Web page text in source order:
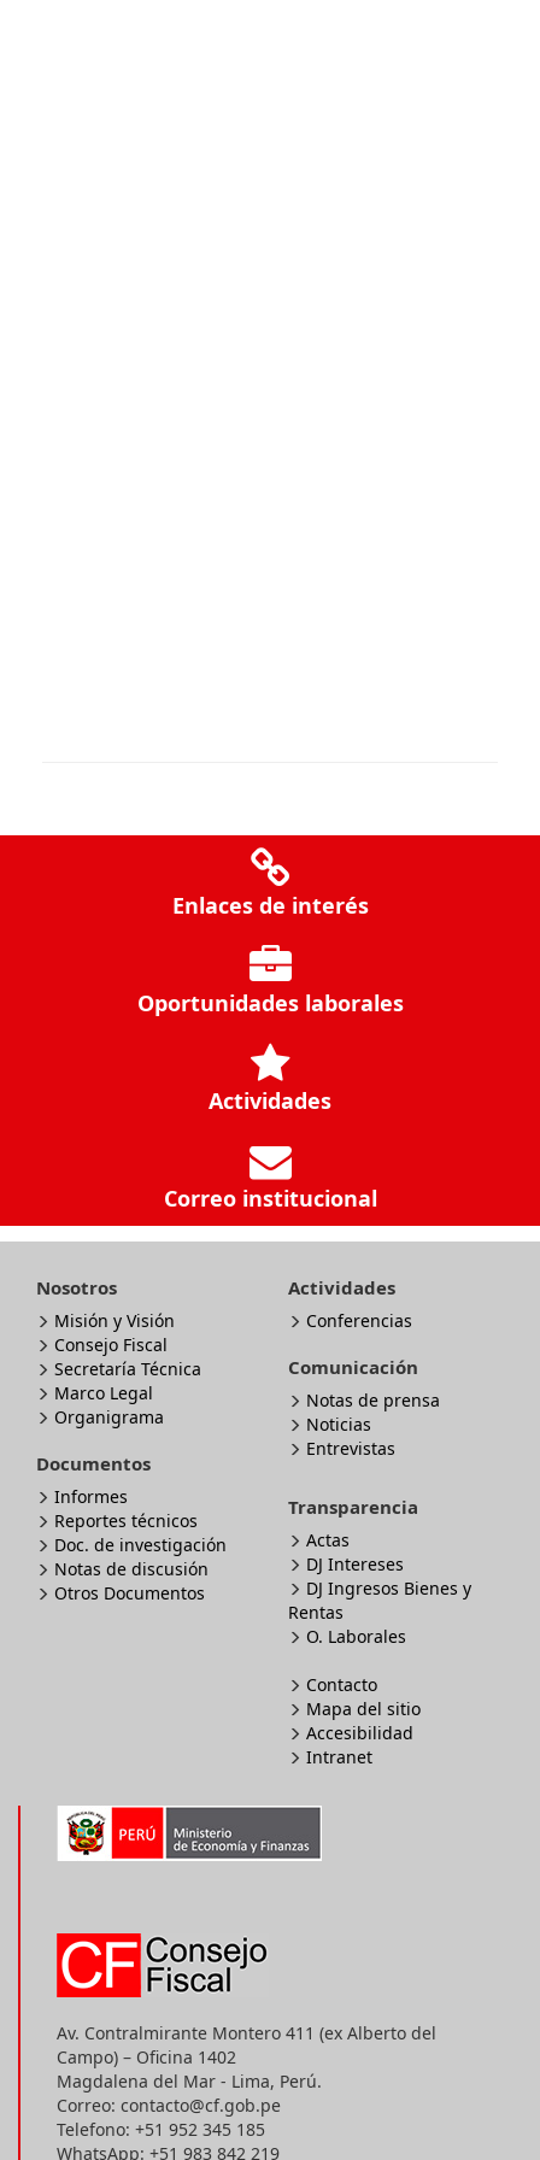
Enlaces de interés
Oportunidades laborales
Actividades
Correo institucional
Nosotros
Misión y Visión
Consejo Fiscal
Secretaría Técnica
Marco Legal
Organigrama
Documentos
Informes
Reportes técnicos
Doc. de investigación
Notas de discusión
Otros Documentos
Actividades
Conferencias
Comunicación
Notas de prensa
Noticias
Entrevistas
Transparencia
Actas
DJ Intereses
DJ Ingresos Bienes y
Rentas
O. Laborales
Contacto
Mapa del sitio
Accesibilidad
Intranet
Av. Contralmirante Montero 411 (ex Alberto del
Campo) – Oficina 1402
Magdalena del Mar - Lima, Perú.
Correo: contacto@cf.gob.pe
Telefono: +51 952 345 185
WhatsApp: +51 983 842 219